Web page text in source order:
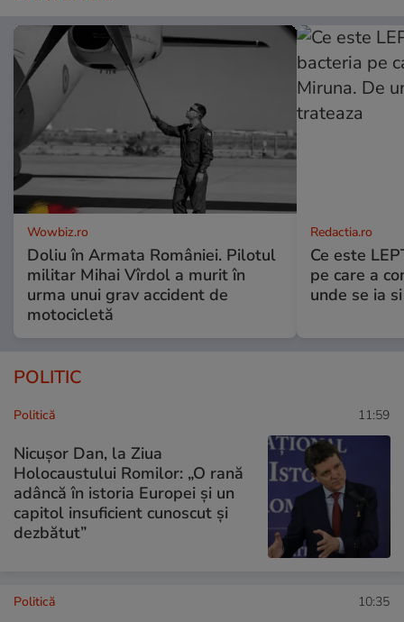
Wowbiz.ro
Doliu în Armata României. Pilotul
militar Mihai Vîrdol a murit în
urma unui grav accident de
motocicletă
Redactia.ro
Ce este
pe care a
unde se ia
POLITIC
Politică 11:59
Nicuşor Dan, la Ziua
Holocaustului Romilor: „O rană
adâncă în istoria Europei și un
capitol insuficient cunoscut și
dezbătut”
Politică 10:35